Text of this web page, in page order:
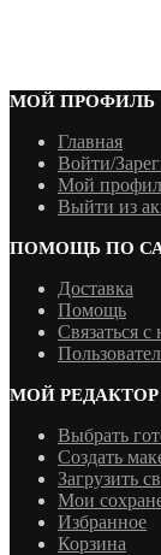
МОЙ ПРОФИЛЬ
Главная
Войти/
Мой
Выйти из
ПОМОЩЬ ПО
Доставка
Помощь
Связаться с
МОЙ
Выбрать
Создать
Загрузить
Мои
Избранное
Корзина